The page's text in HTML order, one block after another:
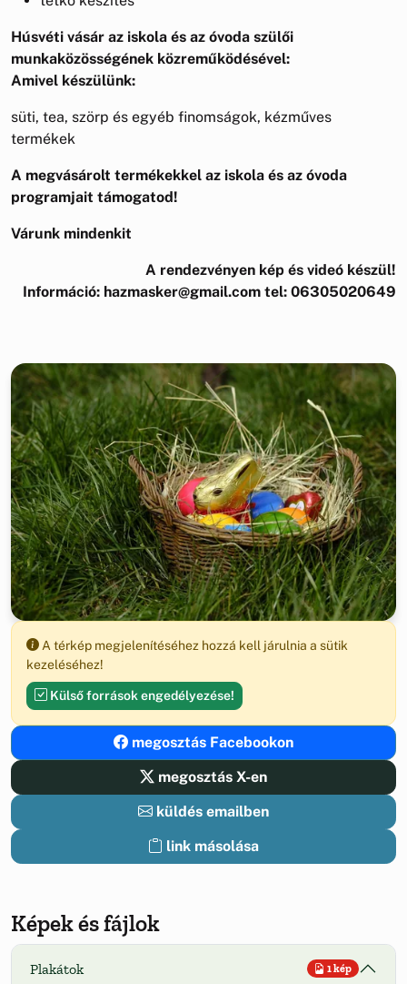
Húsvéti vásár az iskola és az óvoda szülői
munkaközösségének közreműködésével:
Amivel készülünk:
süti, tea, szörp és egyéb finomságok, kézműves
termékek
A megvásárolt termékekkel az iskola és az óvoda
programjait támogatod!
Várunk mindenkit
A rendezvényen kép és videó készül!
Információ: hazmasker@gmail.com tel: 06305020649
A térkép megjelenítéséhez hozzá kell járulnia a sütik
kezeléséhez!
Külső források engedélyezése!
megosztás Facebookon
megosztás X-en
küldés emailben
link másolása
Képek és fájlok
Plakátok 1 kép